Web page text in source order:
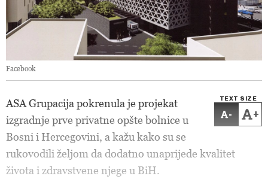
Facebook
TEXT SIZE
- +
ASA Grupacija pokrenula je projekat
izgradnje prve privatne opšte bolnice u
Bosni i Hercegovini, a kažu kako su se
rukovodili željom da dodatno unaprijede kvalitet
života i zdravstvene njege u BiH.